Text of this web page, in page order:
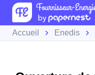
Accueil Enedis